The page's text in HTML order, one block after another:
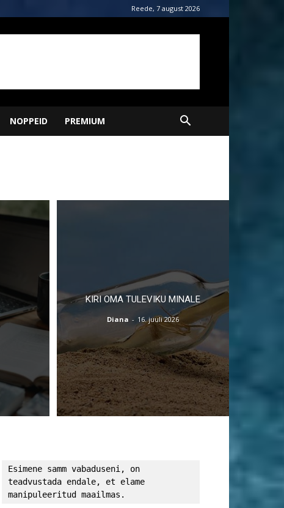
Reede, 7 august 2026
NOPPEID PREMIUM
KIRI OMA TULEVIKU MINALE
Diana - 16. juuli 2026
Esimene samm vabaduseni, on
teadvustada endale, et elame
manipuleeritud maailmas.